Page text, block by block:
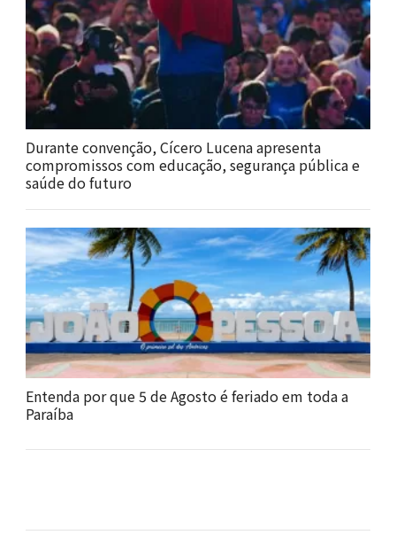
Durante convenção, Cícero Lucena apresenta
compromissos com educação, segurança pública e
saúde do futuro
Entenda por que 5 de Agosto é feriado em toda a
Paraíba